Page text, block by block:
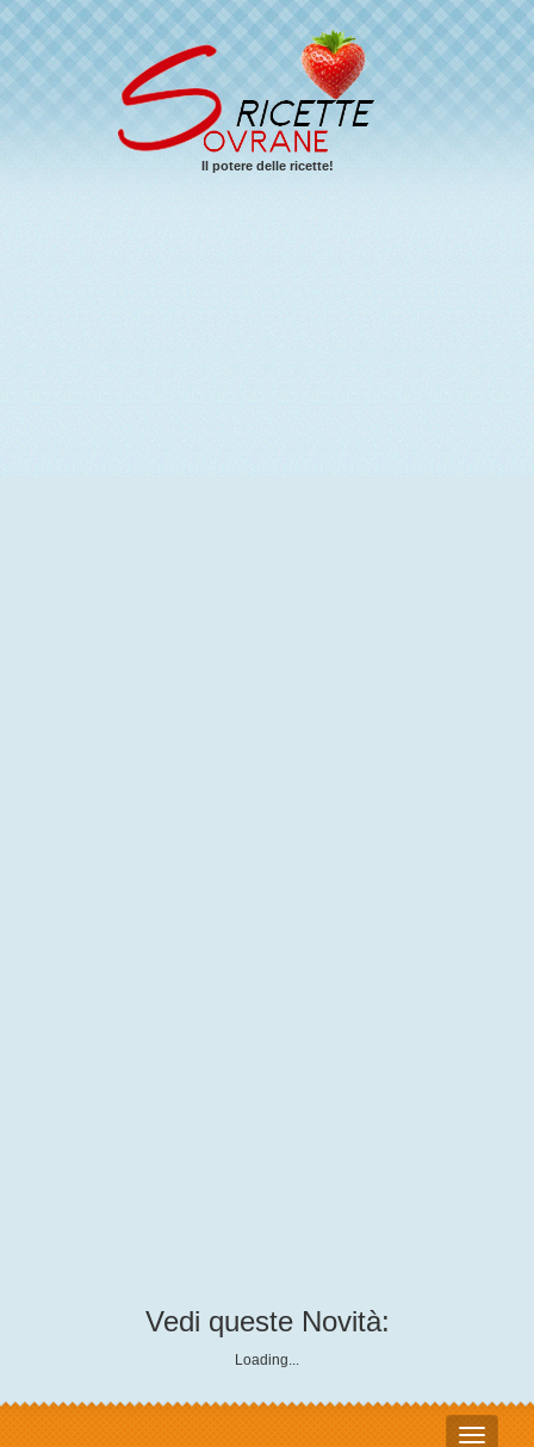
Il potere delle ricette!
Vedi queste Novità:
Loading...